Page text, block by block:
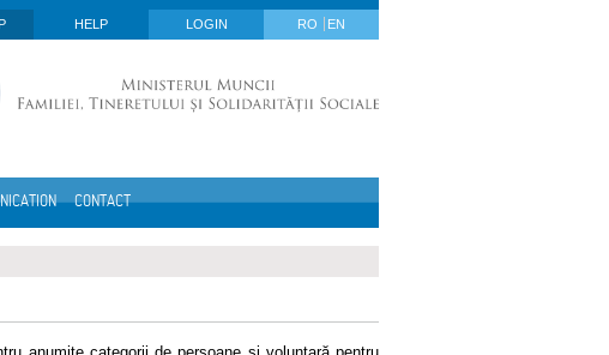
HELP LOGIN RO EN
CONTACT